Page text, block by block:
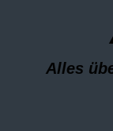
Alles